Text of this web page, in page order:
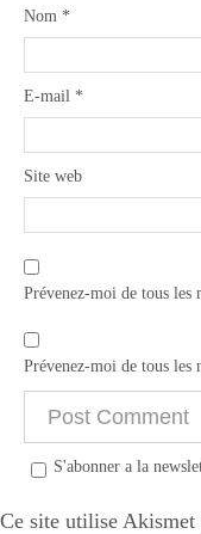
Nom *
E-mail *
Site web
Prévenez-moi de tous les
Prévenez-moi de tous les
S'abonner a la
Ce site utilise Akismet